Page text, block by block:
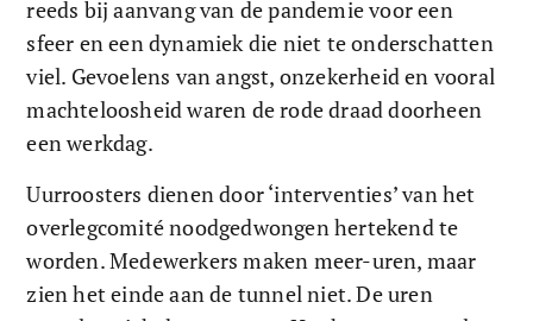
reeds bij aanvang van de pandemie voor een
sfeer en een dynamiek die niet te onderschatten
viel. Gevoelens van angst, onzekerheid en vooral
machteloosheid waren de rode draad doorheen
een werkdag.
Uurroosters dienen door ‘interventies’ van het
overlegcomité noodgedwongen hertekend te
worden. Medewerkers maken meer-uren, maar
zien het einde aan de tunnel niet. De uren